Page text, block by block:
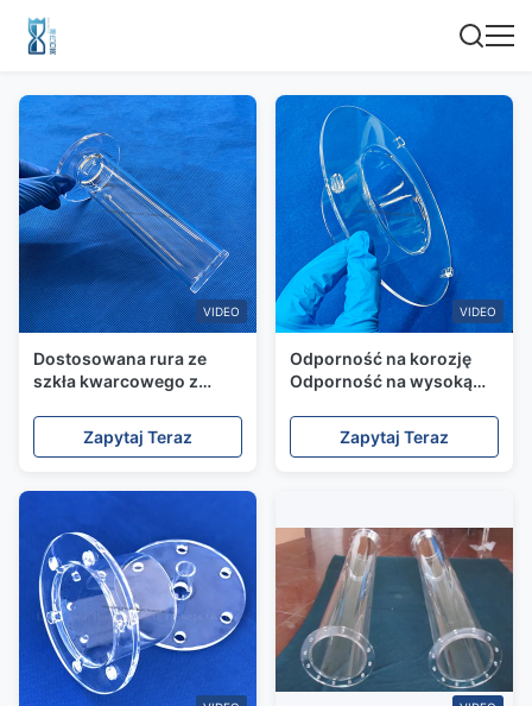
VIDEO
Dostosowana rura ze
szkła kwarcowego z
wysokiej
przepuszczalności
czystości, rura z
Zapytaj Teraz
VIDEO
Odporność na korozję
Odporność na wysoką
Przejrzystość płaszcza
kwarcowej
Zapytaj Teraz